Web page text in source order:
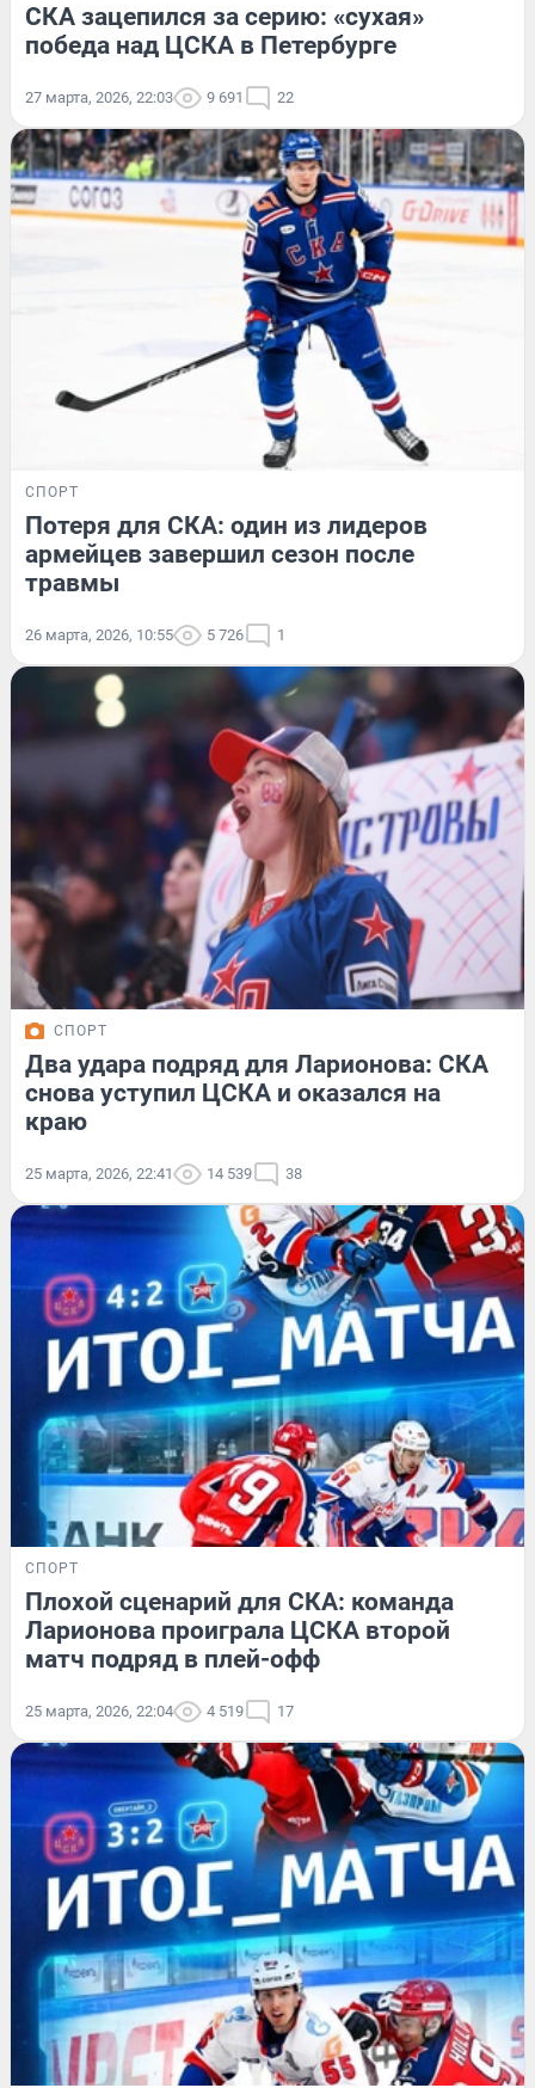
СКА зацепился за серию: «сухая»
победа над ЦСКА в Петербурге
27 марта, 2026, 22:03 9 691 22
СПОРТ
Потеря для СКА: один из лидеров
армейцев завершил сезон после
травмы
26 марта, 2026, 10:55 5 726 1
СПОРТ
Два удара подряд для Ларионова: СКА
снова уступил ЦСКА и оказался на
краю
25 марта, 2026, 22:41 14 539 38
СПОРТ
Плохой сценарий для СКА: команда
Ларионова проиграла ЦСКА второй
матч подряд в плей-офф
25 марта, 2026, 22:04 4 519 17